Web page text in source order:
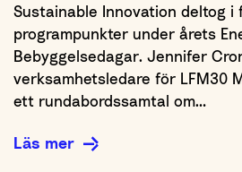
Sustainable Innovation deltog i
programpunkter under årets
Bebyggelsedagar. Jennifer
verksamhetsledare för LFM30
ett rundabordssamtal om…
Läs mer